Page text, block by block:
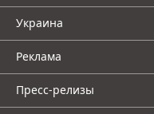
Украина
Реклама
Пресс-релизы